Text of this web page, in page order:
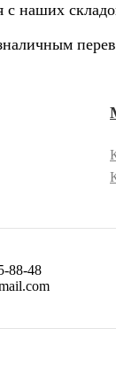
с наших
88-48